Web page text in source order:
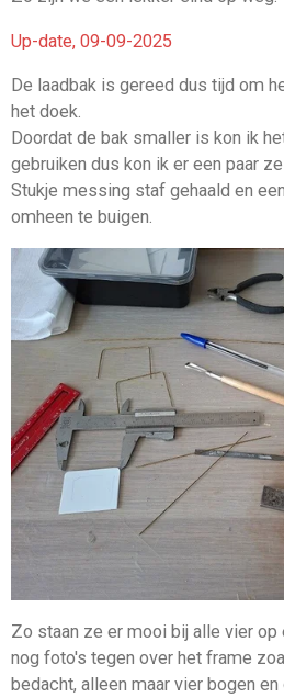
Up-date, 09-09-2025
De laadbak is gereed dus tijd om
het doek.
Doordat de bak smaller is kon ik
gebruiken dus kon ik er een paar
Stukje messing staf gehaald en
omheen te buigen.
Zo staan ze er mooi bij alle vier op
nog foto's tegen over het frame
bedacht, alleen maar vier bogen